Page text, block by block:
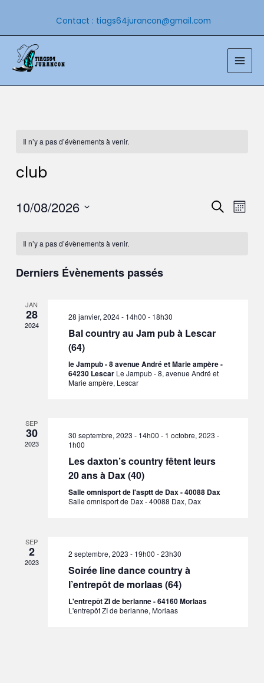
Contact : tiags64jurancon@gmail.com
Main
Il n’y a pas d’évènements à venir.
club
Recherche
Mois
10/08/2026
date.
Il n’y a pas d’évènements à venir.
Derniers Évènements passés
JAN
28
2024
28 janvier, 2024 - 14h00 - 18h30
Bal country au Jam pub à Lescar
(64)
le Jampub - 8 avenue André et Marie ampère -
64230 Lescar Le Jampub - 8, avenue André et
Marie ampère, Lescar
SEP
30
2023
30 septembre, 2023 - 14h00 - 1 octobre, 2023 -
1h00
Les daxton’s country fêtent leurs
20 ans à Dax (40)
Salle omnisport de l'asptt de Dax - 40088 Dax
Salle omnisport de Dax - 40088 Dax, Dax
SEP
2
2023
2 septembre, 2023 - 19h00 -23h30
Soirée line dance country à
l’entrepôt de morlaas (64)
L'entrepôt ZI de berlanne - 64160 Morlaas
L'entrepôt ZI de berlanne, Morlaas